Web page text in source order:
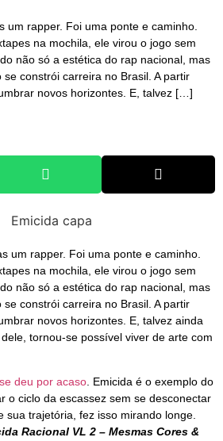
um rapper. Foi uma ponte e caminho.
na mochila, ele virou o jogo sem
não só a estética do rap nacional, mas
constrói carreira no Brasil. A partir
novos horizontes. E, talvez […]
um rapper. Foi uma ponte e caminho.
na mochila, ele virou o jogo sem
não só a estética do rap nacional, mas
constrói carreira no Brasil. A partir
novos horizontes. E, talvez ainda
tornou-se possível viver de arte com
deu por acaso. Emicida é o exemplo do
o ciclo da escassez sem se desconectar
sua trajetória, fez isso mirando longe.
Racional VL 2 – Mesmas Cores &